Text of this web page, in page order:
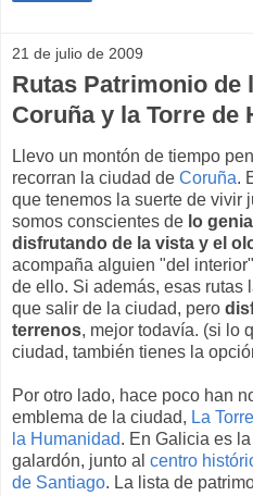
21 de julio de 2009
Rutas Patrimonio de
Coruña y la Torre de
Llevo un montón de tiempo
recorran la ciudad de Coruña.
que tenemos la suerte de vivir
somos conscientes de lo
disfrutando de la vista y el
acompaña alguien "del
de ello. Si además, esas rutas
que salir de la ciudad, pero
terrenos, mejor todavía. (si lo
ciudad, también tienes la
Por otro lado, hace poco han
emblema de la ciudad, La
la Humanidad. En Galicia es
galardón, junto al centro
de Santiago. La lista de